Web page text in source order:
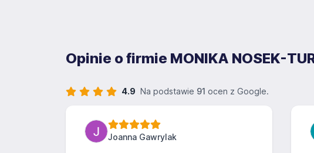
Opinie o firmie MONIKA NOSEK-
4.9 Na podstawie 91 ocen z Google.
Joanna Gawrylak